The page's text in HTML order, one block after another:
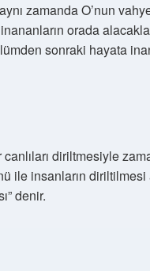
zamanda O’nun
orada
sonraki hayata
diriltmesiyle
ile insanların diriltilmesi
denir.